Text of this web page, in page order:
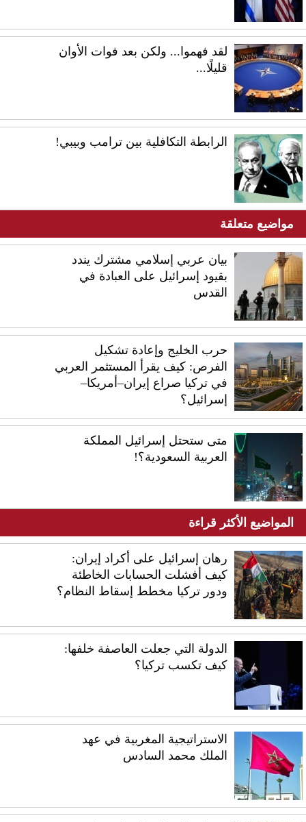
لقد فهموا... ولكن بعد فوات الأوان
قليلًا...
الرابطة التكافلية بين ترامب وبيبي!
مواضيع متعلقة
بيان عربي إسلامي مشترك يندد
بقيود إسرائيل على العبادة في
القدس
حرب الخليج وإعادة تشكيل
الفرص: كيف يقرأ المستثمر العربي
في تركيا صراع إيران–أمريكا–
إسرائيل؟
متى ستحتل إسرائيل المملكة
العربية السعودية؟!
المواضيع الأكثر قراءة
رهان إسرائيل على أكراد إيران:
كيف أفشلت الحسابات الخاطئة
ودور تركيا مخطط إسقاط النظام؟
الدولة التي جعلت العاصفة خلفها:
كيف تكسب تركيا؟
الاستراتيجية المغربية في عهد
الملك محمد السادس